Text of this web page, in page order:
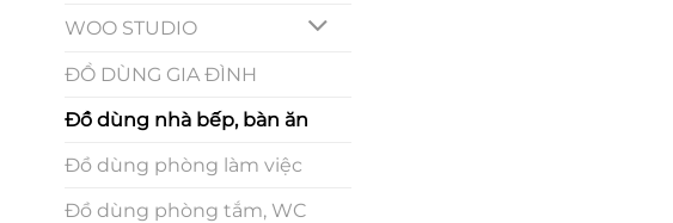
WOO STUDIO
ĐỒ DÙNG GIA ĐÌNH
Đồ dùng nhà bếp, bàn ăn
Đồ dùng phòng làm việc
Đồ dùng phòng tắm, WC